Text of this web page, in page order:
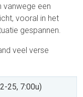
vanwege een
vooral in het
gespannen.
veel verse
25, 7:00u)